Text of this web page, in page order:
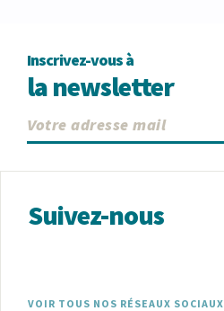
Inscrivez-vous à
la newsletter
Suivez-nous
VOIR TOUS NOS RÉSEAUX SOCIAUX